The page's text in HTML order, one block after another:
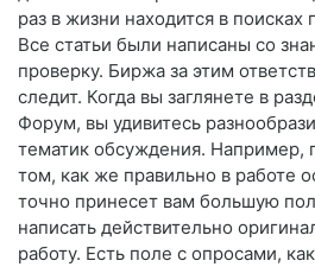
раз в жизни находится в
Все статьи были написаны со
проверку. Биржа за этим
следит. Когда вы заглянете в
Форум, вы удивитесь
тематик обсуждения. Например,
том, как же правильно в работе
точно принесет вам большую
написать действительно
работу. Есть поле с опросами,